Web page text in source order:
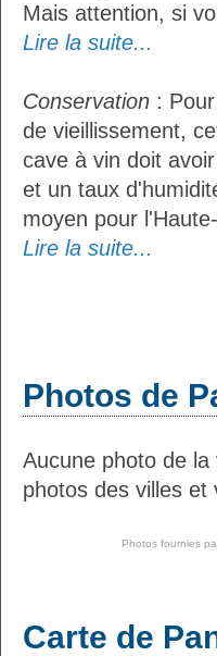
Mais attention, si
Lire la suite...
Conservation :
de vieillissement,
cave à vin doit
et un taux
moyen pour
Lire la suite...
Photos de
Aucune photo de
photos des villes et
Photos fournies
Carte de